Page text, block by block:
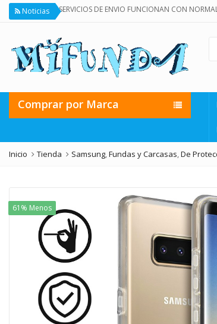
Noticias
LOS SERVICIOS DE ENVIO FUNCIONAN CON NORMALIDAD!
Comprar por Marca
Inicio Tienda Samsung,Fundas y Carcasas,De
61% Menos